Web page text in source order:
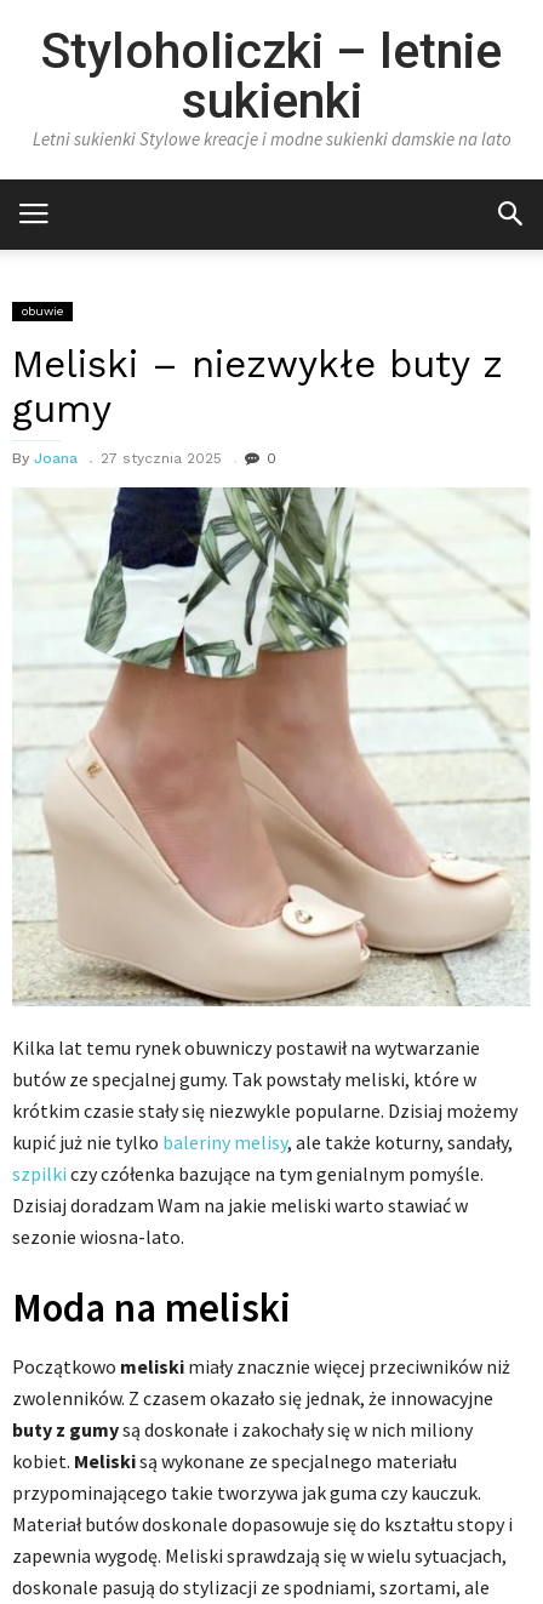
Styloholiczki – letnie
sukienki
Letni sukienki Stylowe kreacje i modne sukienki damskie na lato
obuwie
Meliski – niezwykłe buty z
gumy
By Joana 27 stycznia 2025 0
Kilka lat temu rynek obuwniczy postawił na wytwarzanie
butów ze specjalnej gumy. Tak powstały meliski, które w
krótkim czasie stały się niezwykle popularne. Dzisiaj możemy
kupić już nie tylko baleriny melisy, ale także koturny, sandały,
szpilki czy czółenka bazujące na tym genialnym pomyśle.
Dzisiaj doradzam Wam na jakie meliski warto stawiać w
sezonie wiosna-lato.
Moda na meliski
Początkowo meliski miały znacznie więcej przeciwników niż
zwolenników. Z czasem okazało się jednak, że innowacyjne
buty z gumysą doskonałe i zakochały się w nich miliony
kobiet. Meliskisą wykonane ze specjalnego materiału
przypominającego takie tworzywa jak guma czy kauczuk.
Materiał butów doskonale dopasowuje się do kształtu stopy i
zapewnia wygodę. Meliski sprawdzają się w wielu sytuacjach,
doskonale pasują do stylizacji ze spodniami, szortami, ale